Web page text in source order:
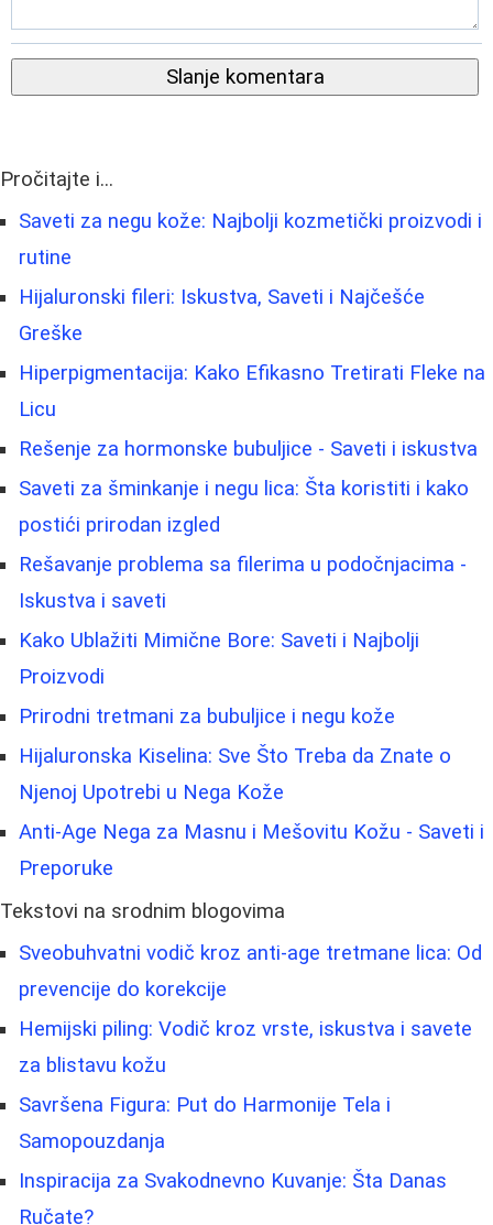
Slanje komentara
Pročitajte i...
Saveti za negu kože: Najbolji kozmetički proizvodi i
rutine
Hijaluronski fileri: Iskustva, Saveti i Najčešće
Greške
Hiperpigmentacija: Kako Efikasno Tretirati Fleke na
Licu
Rešenje za hormonske bubuljice - Saveti i iskustva
Saveti za šminkanje i negu lica: Šta koristiti i kako
postići prirodan izgled
Rešavanje problema sa filerima u podočnjacima -
Iskustva i saveti
Kako Ublažiti Mimične Bore: Saveti i Najbolji
Proizvodi
Prirodni tretmani za bubuljice i negu kože
Hijaluronska Kiselina: Sve Što Treba da Znate o
Njenoj Upotrebi u Nega Kože
Anti-Age Nega za Masnu i Mešovitu Kožu - Saveti i
Preporuke
Tekstovi na srodnim blogovima
Sveobuhvatni vodič kroz anti-age tretmane lica: Od
prevencije do korekcije
Hemijski piling: Vodič kroz vrste, iskustva i savete
za blistavu kožu
Savršena Figura: Put do Harmonije Tela i
Samopouzdanja
Inspiracija za Svakodnevno Kuvanje: Šta Danas
Ručate?